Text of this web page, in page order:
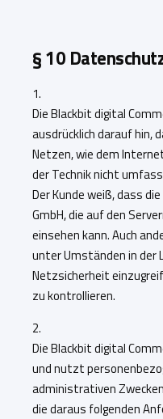
§ 10
1.
Die Blackbit digital
ausdrücklich darauf hin,
Netzen, wie dem
der Technik nicht
Der Kunde weiß, dass
GmbH, die auf den
einsehen kann. Auch
unter Umständen in der
Netzsicherheit
zu kontrollieren.
2.
Die Blackbit digital
und nutzt
administrativen
die daraus folgenden